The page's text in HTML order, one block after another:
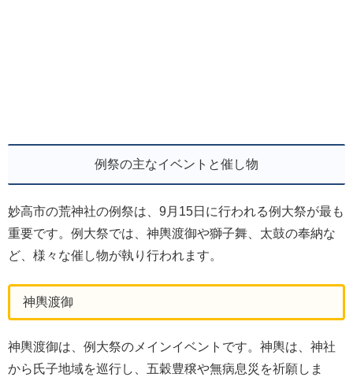
例祭の主なイベントと催し物
妙高市の荒神社の例祭は、9月15日に行われる例大祭が最も
重要です。例大祭では、神輿渡御や獅子舞、太鼓の奉納な
ど、様々な催し物が執り行われます。
神輿渡御
神輿渡御は、例大祭のメインイベントです。神輿は、神社
から氏子地域を巡行し、五穀豊穣や無病息災を祈願しま